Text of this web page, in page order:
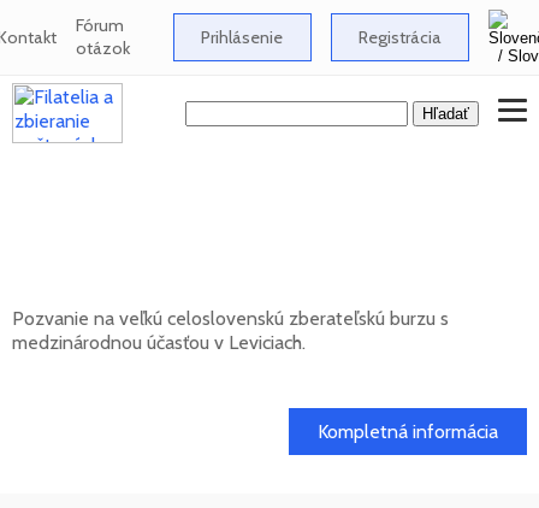
Fórum
otázok Prihlásenie Registrácia
Pozvanie na veľkú celoslovenskú zberateľskú burzu s
medzinárodnou účasťou v Leviciach.
Kompletná informácia